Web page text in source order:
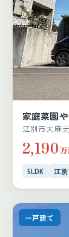
家庭菜園
江別市大麻
2,190
5LDK 江
一戸建て